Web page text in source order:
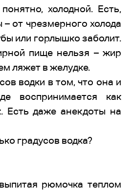
холодной. Есть,
– от чрезмерного холода
или горлышко заболит.
пище нельзя – жир
ляжет в желудке.
водки в том, что она и
воспринимается как
Есть даже анекдоты на
градусов водка?
рюмочка теплом